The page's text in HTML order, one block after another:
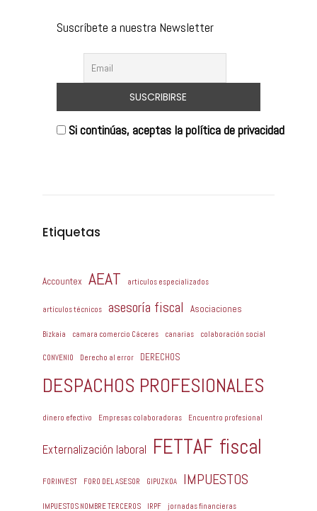
Suscríbete a nuestra Newsletter
Si continúas, aceptas la política de privacidad
Etiquetas
Accountex AEAT articulos especializados
artículos técnicos asesoría fiscal Asociaciones
Bizkaia camara comercio Cáceres canarias colaboración social
CONVENIO Derecho al error DERECHOS
DESPACHOS PROFESIONALES
dinero efectivo Empresas colaboradoras Encuentro profesional
Externalización laboral FETTAF fiscal
FORINVEST FORO DEL ASESOR GIPUZKOA IMPUESTOS
IMPUESTOS NOMBRE TERCEROS IRPF jornadas financieras